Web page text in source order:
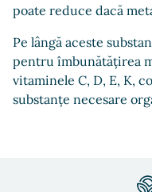
poate reduce dacă
Pe lângă aceste
pentru îmbunătățirea
vitaminele C, D, E, K,
substanțe necesare